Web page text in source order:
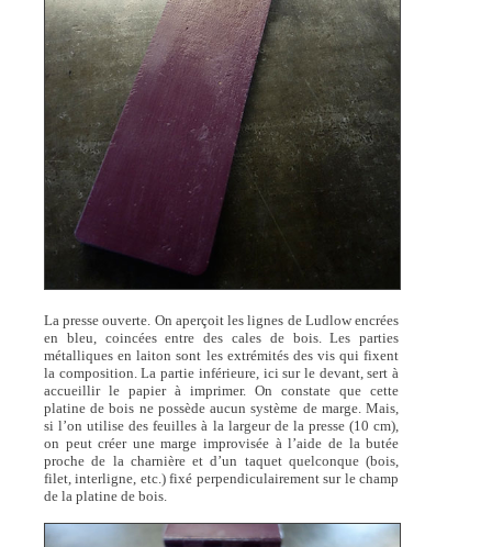
La presse ouverte. On aperçoit les lignes de Ludlow encrées
en bleu, coincées entre des cales de bois. Les parties
métalliques en laiton sont les extrémités des vis qui fixent
la composition. La partie inférieure, ici sur le devant, sert à
accueillir le papier à imprimer. On constate que cette
platine de bois ne possède aucun système de marge. Mais,
si l’on utilise des feuilles à la largeur de la presse (10 cm),
on peut créer une marge improvisée à l’aide de la butée
proche de la charnière et d’un taquet quelconque (bois,
filet, interligne, etc.) fixé perpendiculairement sur le champ
de la platine de bois.